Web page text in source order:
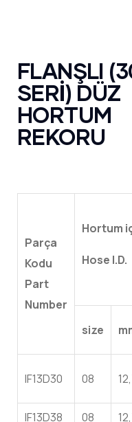
FLANŞLI
SERİ) DÜZ
HORTUM
REKORU
Parça
Kodu
Part
Number
Hortum
Hose I.D.
size
IF13D30 08
IF13D38 08